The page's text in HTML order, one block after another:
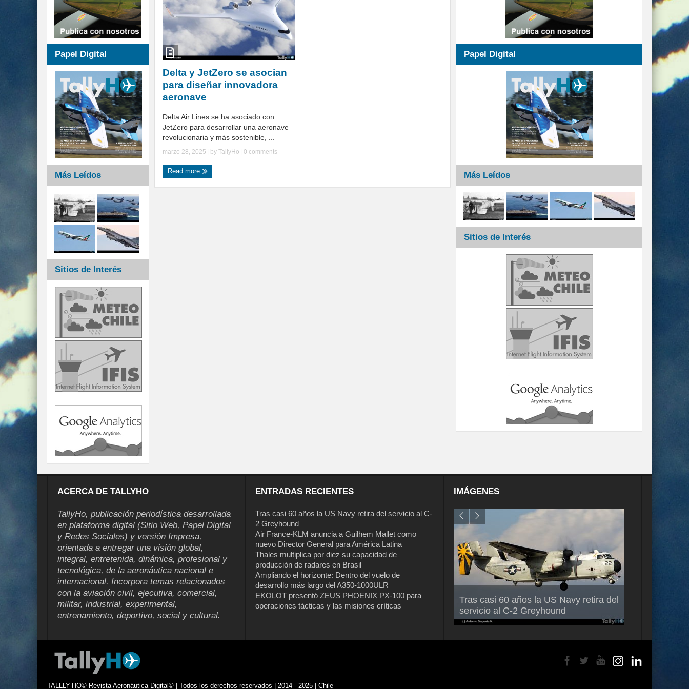
Delta y JetZero se asocian
para diseñar innovadora
aeronave
Delta Air Lines se ha asociado con
JetZero para desarrollar una aeronave
revolucionaria y más sostenible, ...
marzo 28, 2025 | by TallyHo 0 comments
Read more
Papel Digital
Más Leídos
Sitios de Interés
Papel Digital
Más Leídos
Sitios de Interés
ACERCA DE TALLYHO
TallyHo, publicación periodística desarrollada
en plataforma digital (Sitio Web, Papel Digital
y Redes Sociales) y versión Impresa,
orientada a entregar una visión global,
integral, entretenida, dinámica, profesional y
tecnológica, de la aeronáutica nacional e
internacional. Incorpora temas relacionados
con la aviación civil, ejecutiva, comercial,
militar, industrial, experimental,
entrenamiento, deportivo, social y cultural.
ENTRADAS RECIENTES
Tras casi 60 años la US Navy retira del servicio al C-
2 Greyhound
Air France-KLM anuncia a Guilhem Mallet como
nuevo Director General para América Latina
Thales multiplica por diez su capacidad de
producción de radares en Brasil
Ampliando el horizonte: Dentro del vuelo de
desarrollo más largo del A350-1000ULR
EKOLOT presentó ZEUS PHOENIX PX-100 para
operaciones tácticas y las misiones críticas
IMÁGENES
Tras casi 60 años la US Navy retira del
servicio al C-2 Greyhound
Air France-KLM anuncia a Guilhem
Mallet como nuevo Director General
para América Latina
TALLLY-HO© Revista Aeronáutica Digital© | Todos los derechos reservados | 2014 - 2025 | Chile